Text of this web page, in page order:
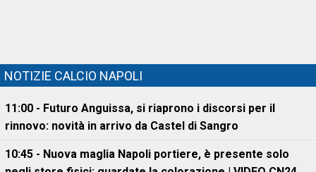
NOTIZIE CALCIO NAPOLI
11:00 - Futuro Anguissa, si riaprono i discorsi per il
rinnovo: novità in arrivo da Castel di Sangro
10:45 - Nuova maglia Napoli portiere, è presente solo